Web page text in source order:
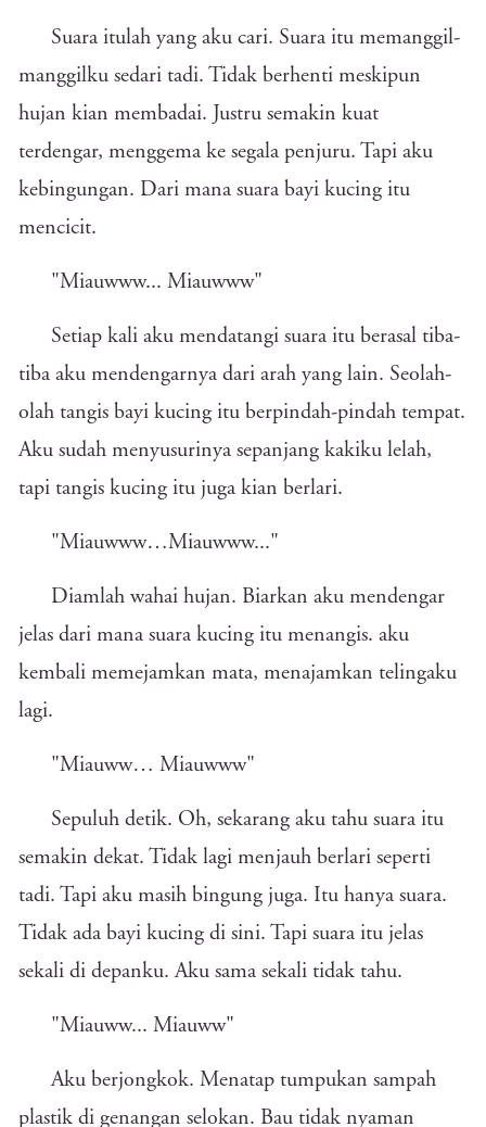
Suara itulah yang aku cari. Suara itu memanggil-
manggilku sedari tadi. Tidak berhenti meskipun
hujan kian membadai. Justru semakin kuat
terdengar, menggema ke segala penjuru. Tapi aku
kebingungan. Dari mana suara bayi kucing itu
mencicit.
"Miauwww... Miauwww"
Setiap kali aku mendatangi suara itu berasal tiba-
tiba aku mendengarnya dari arah yang lain. Seolah-
olah tangis bayi kucing itu berpindah-pindah tempat.
Aku sudah menyusurinya sepanjang kakiku lelah,
tapi tangis kucing itu juga kian berlari.
"Miauwww…Miauwww..."
Diamlah wahai hujan. Biarkan aku mendengar
jelas dari mana suara kucing itu menangis. aku
kembali memejamkan mata, menajamkan telingaku
lagi.
"Miauww… Miauwww"
Sepuluh detik. Oh, sekarang aku tahu suara itu
semakin dekat. Tidak lagi menjauh berlari seperti
tadi. Tapi aku masih bingung juga. Itu hanya suara.
Tidak ada bayi kucing di sini. Tapi suara itu jelas
sekali di depanku. Aku sama sekali tidak tahu.
"Miauww... Miauww"
Aku berjongkok. Menatap tumpukan sampah
plastik di genangan selokan. Bau tidak nyaman